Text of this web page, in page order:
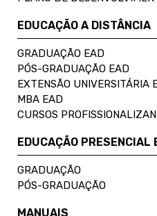
EDUCAÇÃO A DISTÂNCIA
GRADUAÇÃO EAD
PÓS-GRADUAÇÃO EAD
EXTENSÃO UNIVERSITÁRIA
MBA EAD
CURSOS
EDUCAÇÃO PRESENCIAL
GRADUAÇÃO
PÓS-GRADUAÇÃO
MANUAIS